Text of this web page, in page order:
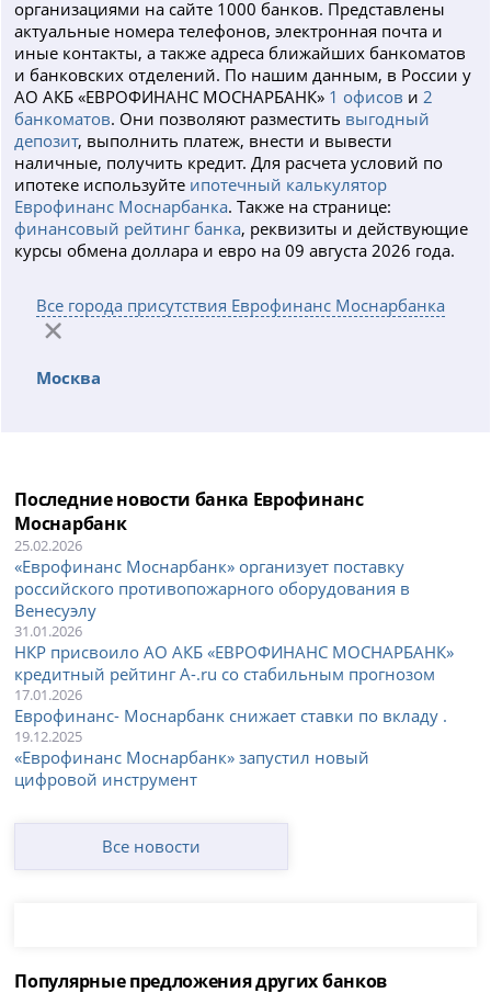
организациями на сайте 1000 банков. Представлены
актуальные номера телефонов, электронная почта и
иные контакты, а также адреса ближайших банкоматов
и банковских отделений. По нашим данным, в России у
АО АКБ «ЕВРОФИНАНС МОСНАРБАНК» 1 офисов и 2
банкоматов. Они позволяют разместить выгодный
депозит, выполнить платеж, внести и вывести
наличные, получить кредит. Для расчета условий по
ипотеке используйте ипотечный калькулятор
Еврофинанс Моснарбанка. Также на странице:
финансовый рейтинг банка, реквизиты и действующие
курсы обмена доллара и евро на 09 августа 2026 года.
Все города присутствия Еврофинанс Моснарбанка
Москва
Последние новости банка Еврофинанс
Моснарбанк
25.02.2026
«Еврофинанс Моснарбанк» организует поставку
российского противопожарного оборудования в
Венесуэлу
31.01.2026
НКР присвоило АО АКБ «ЕВРОФИНАНС МОСНАРБАНК»
кредитный рейтинг A-.ru со стабильным прогнозом
17.01.2026
Еврофинанс- Моснарбанк снижает ставки по вкладу .
19.12.2025
«Еврофинанс Моснарбанк» запустил новый
цифровой инструмент
Все новости
Популярные предложения других банков